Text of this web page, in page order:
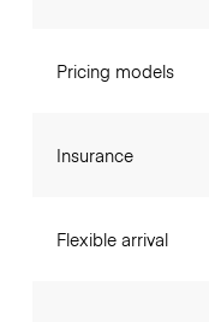
Pricing models
Insurance
Flexible arrival